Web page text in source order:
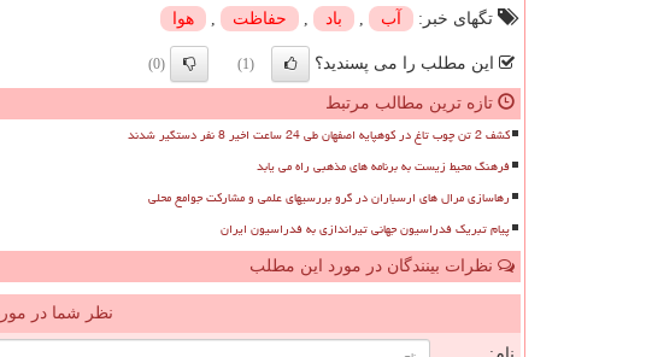
تگهای خبر: آب باد حفاظت هوا
این مطلب را می پسندید؟ (1)
(0)
تازه ترین مطالب مرتبط
کشف 2 تن چوب تاغ در کوهپایه اصفهان طی 24 ساعت اخیر 8 نفر دستگیر شدند
فرهنگ محیط زیست به برنامه های مذهبی راه می یابد
رهاسازی مرال های ارسباران در گرو بررسیهای علمی و مشارکت جوامع محلی
پیام تبریک فدراسیون جهانی تیراندازی به فدراسیون ایران
نظرات بینندگان در مورد این مطلب
نظر شما در